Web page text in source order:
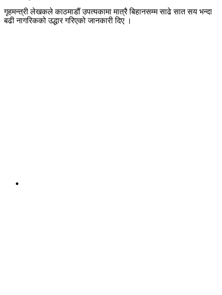
गृहमन्त्री लेखकले काठमाडौंं उपत्यकामा मात्रै बिहानसम्म साढे सात सय भन्दा
बढी नागरिकको उद्धार गरिएको जानकारी दिए ।